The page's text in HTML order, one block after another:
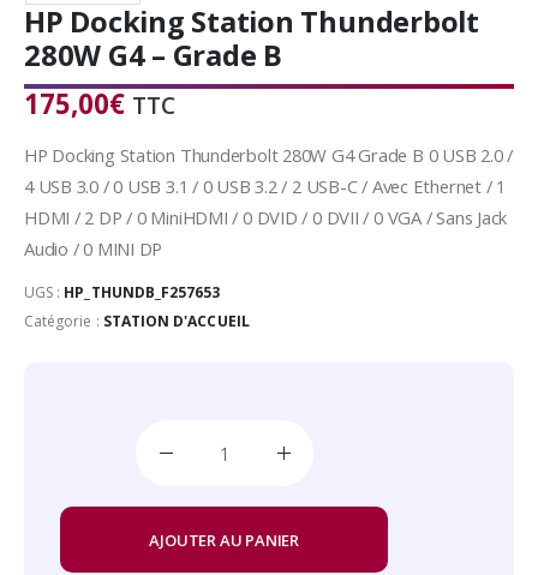
HP Docking Station Thunderbolt
280W G4 – Grade B
175,00€ TTC
HP Docking Station Thunderbolt 280W G4 Grade B 0 USB 2.0 /
4 USB 3.0 / 0 USB 3.1 / 0 USB 3.2 / 2 USB-C / Avec Ethernet / 1
HDMI / 2 DP / 0 MiniHDMI / 0 DVID / 0 DVII / 0 VGA / Sans Jack
Audio / 0 MINI DP
UGS : HP_THUNDB_F257653
Catégorie : STATION D'ACCUEIL
AJOUTER AU PANIER